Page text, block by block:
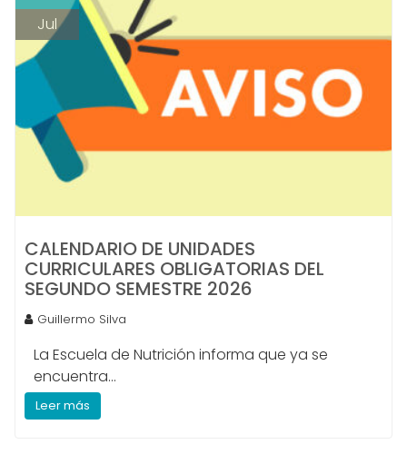
Jul
CALENDARIO DE UNIDADES
CURRICULARES OBLIGATORIAS DEL
SEGUNDO SEMESTRE 2026
Guillermo Silva
La Escuela de Nutrición informa que ya se
encuentra...
Leer más